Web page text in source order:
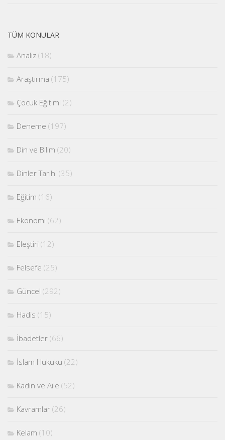
TÜM KONULAR
Analiz (18)
Araştırma (175)
Çocuk Eğitimi (2)
Deneme (197)
Din ve Bilim (20)
Dinler Tarihi (35)
Eğitim (16)
Ekonomi (62)
Eleştiri (12)
Felsefe (25)
Güncel (292)
Hadis (15)
İbadetler (66)
İslam Hukuku (22)
Kadın ve Aile (52)
Kavramlar (26)
Kelam (10)